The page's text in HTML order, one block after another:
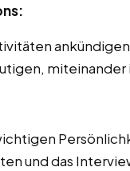
miteinander
und das